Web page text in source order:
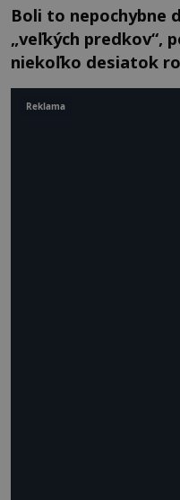
Boli to nepochybne
„veľkých predkov“,
niekoľko desiatok
Reklama